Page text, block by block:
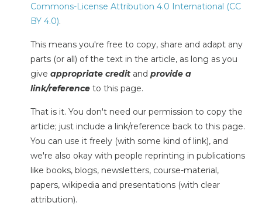
Commons-License Attribution 4.0 International (CC
BY 4.0).
This means you're free to copy, share and adapt any
parts (or all) of the text in the article, as long as you
give appropriate credit and provide a
link/reference to this page.
That is it. You don't need our permission to copy the
article; just include a link/reference back to this page.
You can use it freely (with some kind of link), and
we're also okay with people reprinting in publications
like books, blogs, newsletters, course-material,
papers, wikipedia and presentations (with clear
attribution).